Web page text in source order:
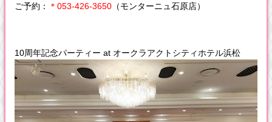
ご予約：
＊053-426-3650（モンターニュ石原店）
10周年記念パーティー at オークラアクトシティホテル浜松